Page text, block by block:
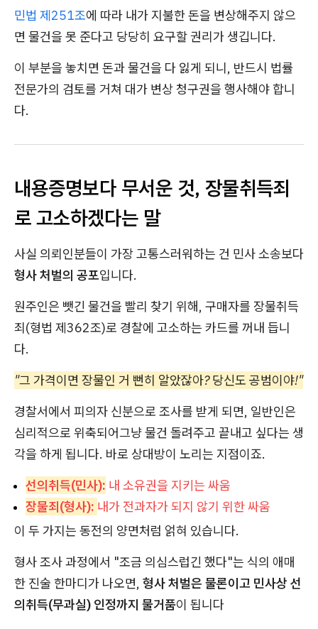
민법 제251조에 따라 내가 지불한 돈을 변상해주지 않으
면 물건을 못 준다고 당당히 요구할 권리가 생깁니다.
이 부분을 놓치면 돈과 물건을 다 잃게 되니, 반드시 법률
전문가의 검토를 거쳐 대가 변상 청구권을 행사해야 합니
다.
내용증명보다 무서운 것, 장물취득죄
로 고소하겠다는 말
사실 의뢰인분들이 가장 고통스러워하는 건 민사 소송보다
형사 처벌의 공포입니다.
원주인은 뺏긴 물건을 빨리 찾기 위해, 구매자를 장물취득
죄(형법 제362조)로 경찰에 고소하는 카드를 꺼내 듭니
다.
"그 가격이면 장물인 거 뻔히 알았잖아? 당신도 공범이야!"
경찰서에서 피의자 신분으로 조사를 받게 되면, 일반인은
심리적으로 위축되어그냥 물건 돌려주고 끝내고 싶다는 생
각을 하게 됩니다. 바로 상대방이 노리는 지점이죠.
선의취득(민사): 내 소유권을 지키는 싸움
장물죄(형사): 내가 전과자가 되지 않기 위한 싸움
이 두 가지는 동전의 양면처럼 얽혀 있습니다.
형사 조사 과정에서 "조금 의심스럽긴 했다"는 식의 애매
한 진술 한마디가 나오면, 형사 처벌은 물론이고 민사상 선
의취득(무과실) 인정까지 물거품이 됩니다